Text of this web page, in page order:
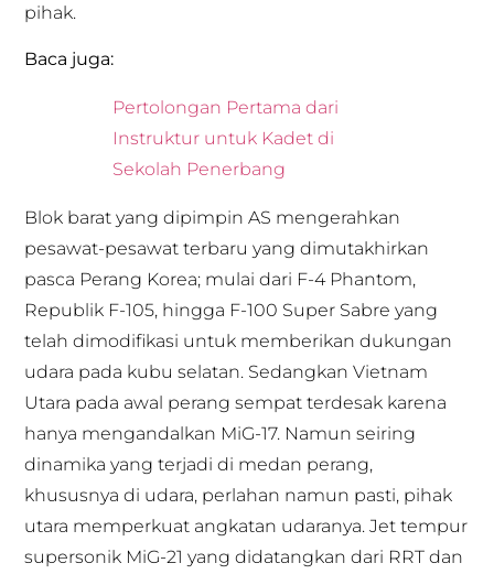
pihak.
Baca juga:
Pertolongan Pertama dari
Instruktur untuk Kadet di
Sekolah Penerbang
Blok barat yang dipimpin AS mengerahkan
pesawat-pesawat terbaru yang dimutakhirkan
pasca Perang Korea; mulai dari F-4 Phantom,
Republik F-105, hingga F-100 Super Sabre yang
telah dimodifikasi untuk memberikan dukungan
udara pada kubu selatan. Sedangkan Vietnam
Utara pada awal perang sempat terdesak karena
hanya mengandalkan MiG-17. Namun seiring
dinamika yang terjadi di medan perang,
khususnya di udara, perlahan namun pasti, pihak
utara memperkuat angkatan udaranya. Jet tempur
supersonik MiG-21 yang didatangkan dari RRT dan